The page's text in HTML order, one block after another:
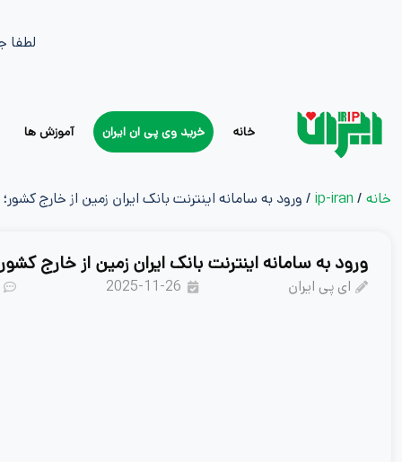
لطفا
خانه خرید وی پی ان ایران آموزش ها
خانه /
ip-iran / ورود به سامانه اینترنت بانک ایران زمین از خارج
ورود به سامانه اینترنت بانک ایران زمین از خارج
ای پی ایران 2025-11-26